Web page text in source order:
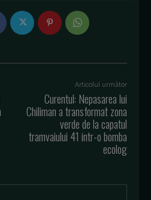
Articolul următor
Curentul: Nepasarea lui
Chiliman a transformat zona
verde de la capatul
tramvaiului 41 intr-o bomba
ecolog